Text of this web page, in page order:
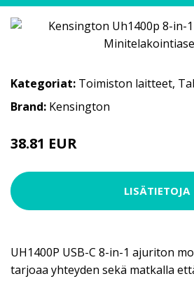
Kategoriat: Toimiston laitteet,
Brand: Kensington
38.81 EUR
LISÄTIETOJA
UH1400P USB-C 8-in-1 ajuriton
tarjoaa yhteyden sekä matkalla